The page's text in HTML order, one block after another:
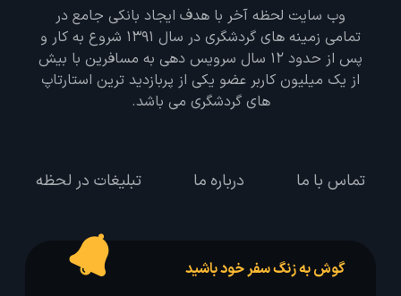
وب سایت لحظه آخر با هدف ایجاد بانکی جامع در
تمامی زمینه های گردشگری در سال 1391 شروع به کار و
پس از حدود 12 سال سرویس دهی به مسافرین با بیش
از یک میلیون کاربر عضو یکی از پربازدید ترین استارتاپ
های گردشگری می باشد.
تماس با ما درباره ما تبلیغات در لحظه
گوش به زنگ سفر خود باشید